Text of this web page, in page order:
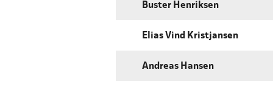
Buster Henriksen
Elias Vind Kristjansen
Andreas Hansen